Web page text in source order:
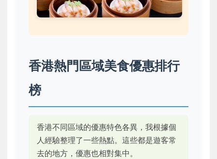
香港熱門區域美食優惠排行
榜
香港不同區域的優惠特色各異，我根據個
人經驗整理了一些熱點。這些都是遊客常
去的地方，優惠也相對集中。